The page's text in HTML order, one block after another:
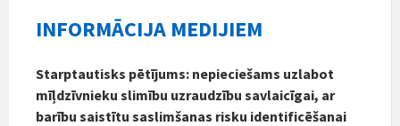
INFORMĀCIJA MEDIJIEM
Starptautisks pētījums: nepieciešams uzlabot
mīļdzīvnieku slimību uzraudzību savlaicīgai, ar
barību saistītu saslimšanas risku identificēšanai